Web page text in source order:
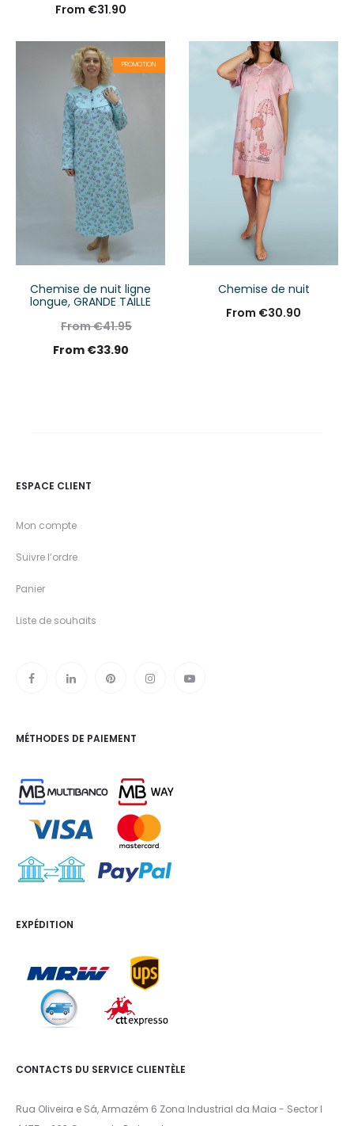
From €31.90
PROMOTION
Chemise de nuit ligne
longue, GRANDE TAILLE
From€41.95
From €33.90
Chemise de nuit
From €30.90
ESPACE CLIENT
Mon compte
Suivre l’ordre
Panier
Liste de souhaits
MÉTHODES DE PAIEMENT
EXPÉDITION
CONTACTS DU SERVICE CLIENTÈLE
Rua Oliveira e Sá, Armazém 6 Zona Industrial da Maia - Sector I